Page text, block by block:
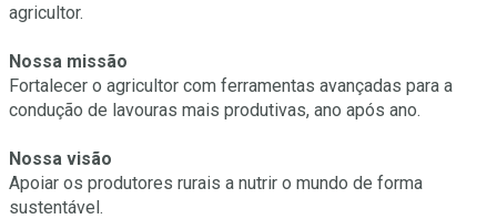
agricultor.
Nossa missão
Fortalecer o agricultor com ferramentas avançadas para a
condução de lavouras mais produtivas, ano após ano.
Nossa visão
Apoiar os produtores rurais a nutrir o mundo de forma
sustentável.